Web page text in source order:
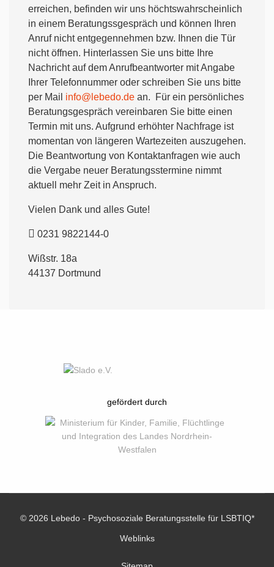
erreichen, befinden wir uns höchtswahrscheinlich
in einem Beratungssgespräch und können Ihren
Anruf nicht entgegennehmen bzw. Ihnen die Tür
nicht öffnen. Hinterlassen Sie uns bitte Ihre
Nachricht auf dem Anrufbeantworter mit Angabe
Ihrer Telefonnummer oder schreiben Sie uns bitte
per Mail info@lebedo.de an. Für ein persönliches
Beratungsgespräch vereinbaren Sie bitte einen
Termin mit uns. Aufgrund erhöhter Nachfrage ist
momentan von längeren Wartezeiten auszugehen.
Die Beantwortung von Kontaktanfragen wie auch
die Vergabe neuer Beratungsstermine nimmt
aktuell mehr Zeit in Anspruch.
Vielen Dank und alles Gute!
0231 9822144-0
Wißstr. 18a
44137 Dortmund
gefördert durch
© 2026 Lebedo - Psychosoziale Beratungsstelle für LSBTIQ*
Weblinks